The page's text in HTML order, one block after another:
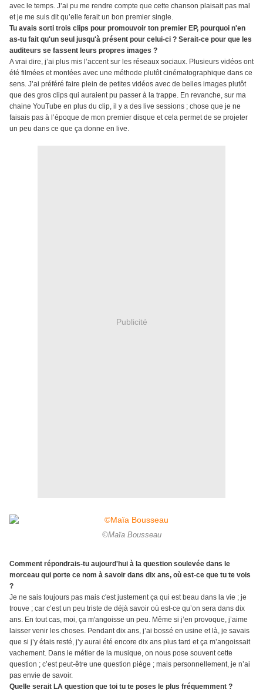
avec le temps. J’ai pu me rendre compte que cette chanson plaisait pas mal
et je me suis dit qu’elle ferait un bon premier single.
Tu avais sorti trois clips pour promouvoir ton premier EP, pourquoi n'en
as-tu fait qu'un seul jusqu'à présent pour celui-ci ? Serait-ce pour que les
auditeurs se fassent leurs propres images ?
A vrai dire, j’ai plus mis l’accent sur les réseaux sociaux. Plusieurs vidéos ont
été filmées et montées avec une méthode plutôt cinématographique dans ce
sens. J’ai préféré faire plein de petites vidéos avec de belles images plutôt
que des gros clips qui auraient pu passer à la trappe. En revanche, sur ma
chaine YouTube en plus du clip, il y a des live sessions ; chose que je ne
faisais pas à l’époque de mon premier disque et cela permet de se projeter
un peu dans ce que ça donne en live.
Publicité
©Maïa Bousseau
Comment répondrais-tu aujourd'hui à la question soulevée dans le
morceau qui porte ce nom à savoir dans dix ans, où est-ce que tu te vois
?
Je ne sais toujours pas mais c'est justement ça qui est beau dans la vie ; je
trouve ; car c’est un peu triste de déjà savoir où est-ce qu’on sera dans dix
ans. En tout cas, moi, ça m'angoisse un peu. Même si j’en provoque, j’aime
laisser venir les choses. Pendant dix ans, j’ai bossé en usine et là, je savais
que si j’y étais resté, j’y aurai été encore dix ans plus tard et ça m’angoissait
vachement. Dans le métier de la musique, on nous pose souvent cette
question ; c’est peut-être une question piège ; mais personnellement, je n’ai
pas envie de savoir.
Quelle serait LA question que toi tu te poses le plus fréquemment ?